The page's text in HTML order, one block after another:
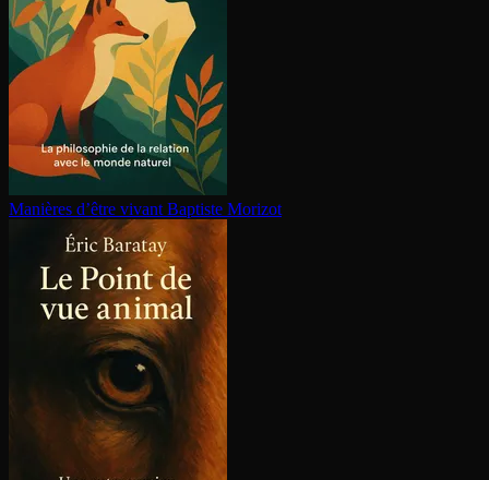
Manières d’être vivant Baptiste Morizot